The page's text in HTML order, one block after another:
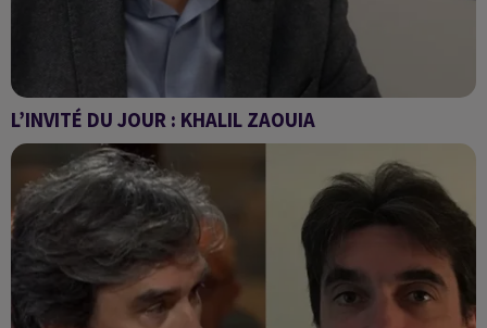
L’INVITÉ DU JOUR : KHALIL ZAOUIA
comprendre l’appel de Kaïs Saïed à intensifier les retours
volontaires de migrants